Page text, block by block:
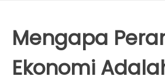
Mengapa
Ekonomi